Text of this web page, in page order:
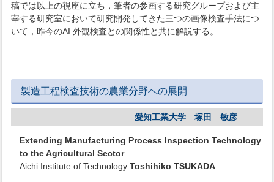
稿では以上の視座に立ち，筆者の参画する研究グループおよび主
宰する研究室において研究開発してきた三つの画像検査手法につ
いて，昨今のAI 外観検査との関係性と共に解説する。
製造工程検査技術の農業分野への展開
愛知工業大学 塚田 敏彦
Extending Manufacturing Process Inspection Technology
to the Agricultural Sector
Aichi Institute of Technology Toshihiko TSUKADA